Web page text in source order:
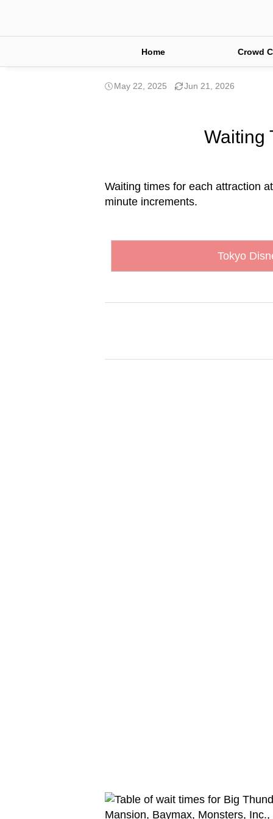
Home Crowd
May 22, 2025 Jun 21, 2026
Waiting
Waiting times for each attraction
minute increments.
Tokyo